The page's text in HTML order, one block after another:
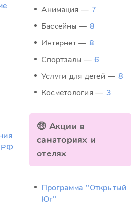
РФ
Анимация — 7
Бассейны — 8
Интернет — 8
Спортзалы — 6
Услуги для детей — 8
Косметология — 3
🤑 Акции в
санаториях и
отелях
Программа "Открытый
Юг"